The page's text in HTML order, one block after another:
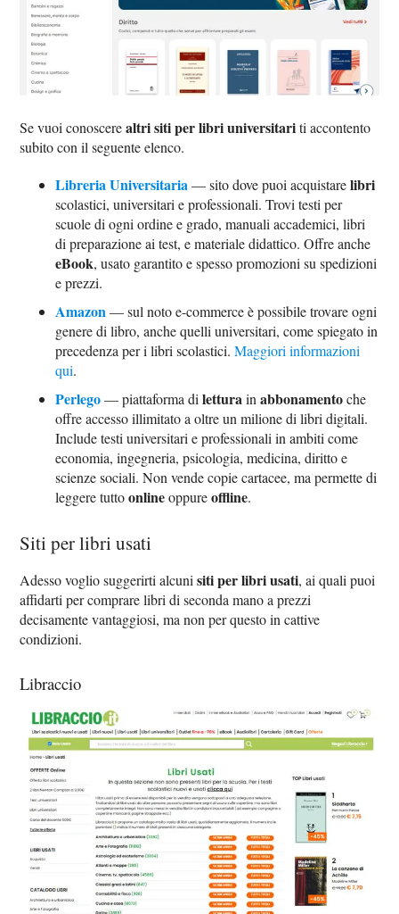
Se vuoi conoscerealtri siti per libri universitariti accontento
subito con il seguente elenco.
Libreria Universitaria—​ sito dove puoi acquistarelibri
scolastici, universitari e professionali. Trovi testi per
scuole di ogni ordine e grado, manuali accademici, libri
di preparazione ai test, e materiale didattico. Offre anche
eBook, usato garantito e spesso promozioni su spedizioni
e prezzi.
Amazon— sul noto e-commerce è possibile trovare ogni
genere di libro, anche quelli universitari, come spiegato in
precedenza per i libri scolastici.​Maggiori informazioni
qui.
Perlego—​ piattaforma diletturainabbonamentoche
offre accesso illimitato a oltre un milione di libri digitali.
Include testi universitari e professionali in ambiti come
economia, ingegneria, psicologia, medicina, diritto e
scienze sociali. Non vende copie cartacee, ma permette di
leggere tuttoonlineoppureoffline.
Siti per libri usati
Adesso voglio suggerirti alcunisiti per libri usati, ai quali puoi
affidarti per comprare libri di seconda mano a prezzi
decisamente vantaggiosi, ma non per questo in cattive
condizioni.
Libraccio